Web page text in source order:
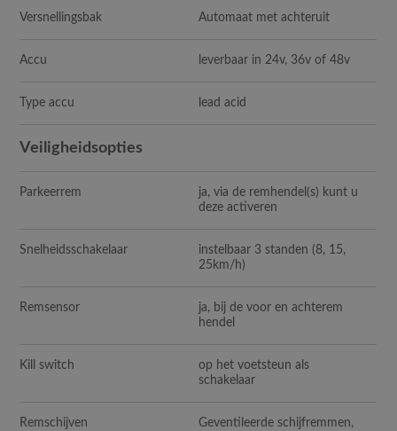
Versnellingsbak Automaat met achteruit
Accu leverbaar in 24v, 36v of 48v
Type accu lead acid
Veiligheidsopties
Parkeerrem
ja, via de remhendel(s) kunt u
deze activeren
Snelheidsschakelaar
instelbaar 3 standen (8, 15,
25km/h)
Remsensor
ja, bij de voor en achterem
hendel
Kill switch
op het voetsteun als
schakelaar
Remschijven
Geventileerde schijfremmen,